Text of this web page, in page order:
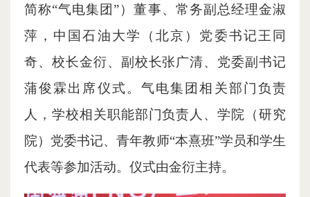
简称“气电集团”）董事、常务副总经理金淑
萍，中国石油大学（北京）党委书记王同
奇、校长金衍、副校长张广清、党委副书记
蒲俊霖出席仪式。气电集团相关部门负责
人，学校相关职能部门负责人、学院（研究
院）党委书记、青年教师“本熹班”学员和学生
代表等参加活动。仪式由金衍主持。